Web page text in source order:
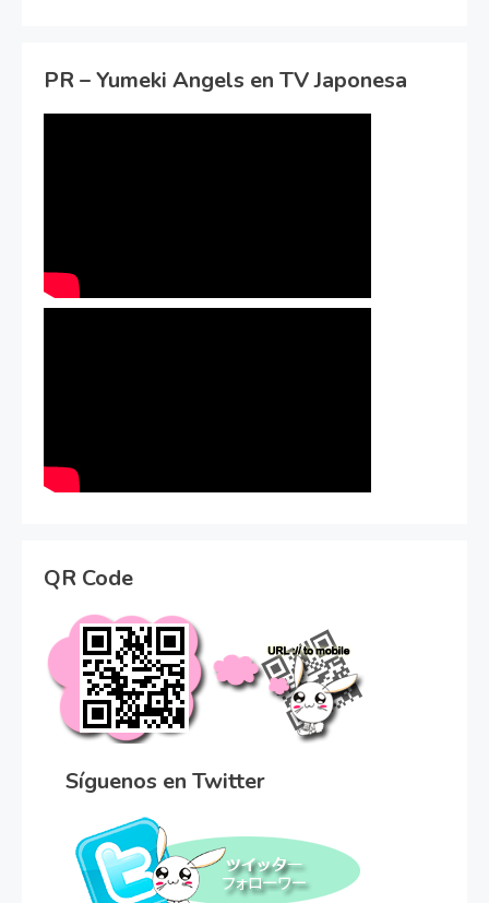
PR – Yumeki Angels en TV Japonesa
QR Code
Síguenos en Twitter